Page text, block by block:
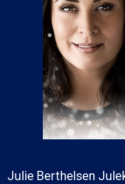
Julie Berthelsen